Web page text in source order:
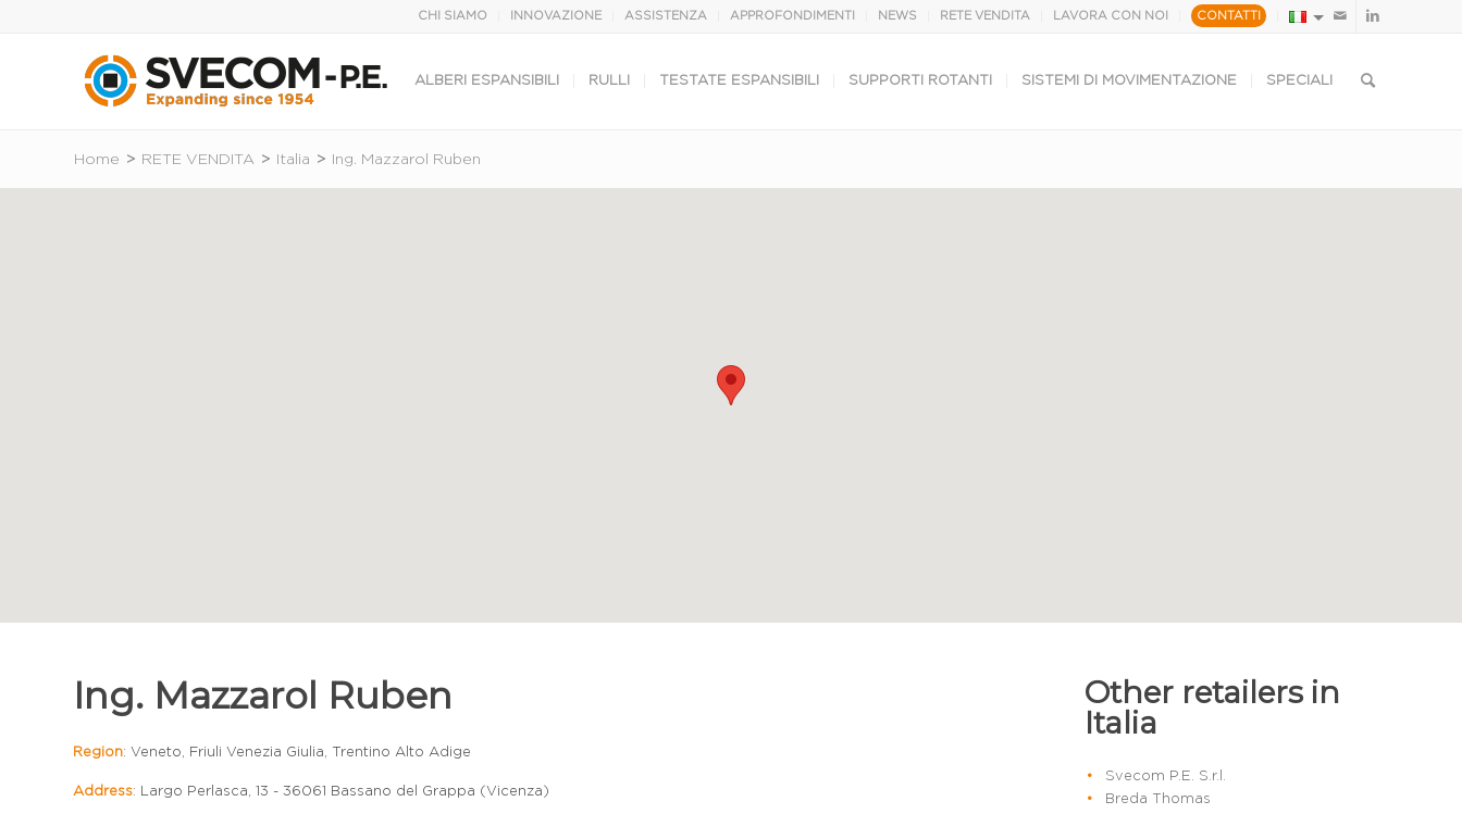
CHI SIAMO INNOVAZIONE ASSISTENZA APPROFONDIMENTI NEWS RETE VENDITA LAVORA CON NOI CONTATTI
ALBERI ESPANSIBILI RULLI TESTATE ESPANSIBILI SUPPORTI ROTANTI SISTEMI DI MOVIMENTAZIONE SPECIALI
Home > RETE VENDITA > Italia > Ing. Mazzarol Ruben
Ing. Mazzarol Ruben
Region: Veneto, Friuli Venezia Giulia, Trentino Alto Adige
Address: Largo Perlasca, 13 - 36061 Bassano del Grappa (Vicenza)
Other retailers in
Italia
Svecom P.E. S.r.l.
Breda Thomas